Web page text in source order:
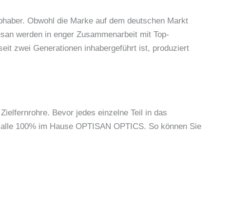
Obwohl die Marke auf dem deutschen Markt
werden in enger Zusammenarbeit mit Top-
zwei Generationen inhabergeführt ist, produziert
Bevor jedes einzelne Teil in das
100% im Hause OPTISAN OPTICS. So können Sie